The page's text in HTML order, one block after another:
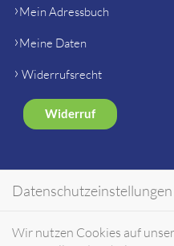
Mein Adressbuch
Meine Daten
Widerrufsrecht
Widerruf
SHOP
Gerätehersteller Ersatzteile
Datenschutzeinstellungen
Wir nutzen Cookies auf